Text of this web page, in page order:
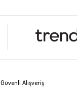
Güvenli Alışveriş